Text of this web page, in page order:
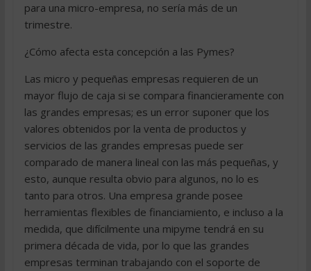
para una micro-empresa, no sería más de un
trimestre.
¿Cómo afecta esta concepción a las Pymes?
Las micro y pequeñas empresas requieren de un
mayor flujo de caja si se compara financieramente con
las grandes empresas; es un error suponer que los
valores obtenidos por la venta de productos y
servicios de las grandes empresas puede ser
comparado de manera lineal con las más pequeñas, y
esto, aunque resulta obvio para algunos, no lo es
tanto para otros. Una empresa grande posee
herramientas flexibles de financiamiento, e incluso a la
medida, que difícilmente una mipyme tendrá en su
primera década de vida, por lo que las grandes
empresas terminan trabajando con el soporte de